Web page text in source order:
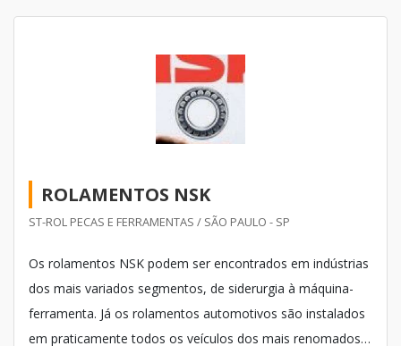
ROLAMENTOS NSK
ST-ROL PECAS E FERRAMENTAS / SÃO PAULO - SP
Os rolamentos NSK podem ser encontrados em indústrias
dos mais variados segmentos, de siderurgia à máquina-
ferramenta. Já os rolamentos automotivos são instalados
em praticamente todos os veículos dos mais renomados